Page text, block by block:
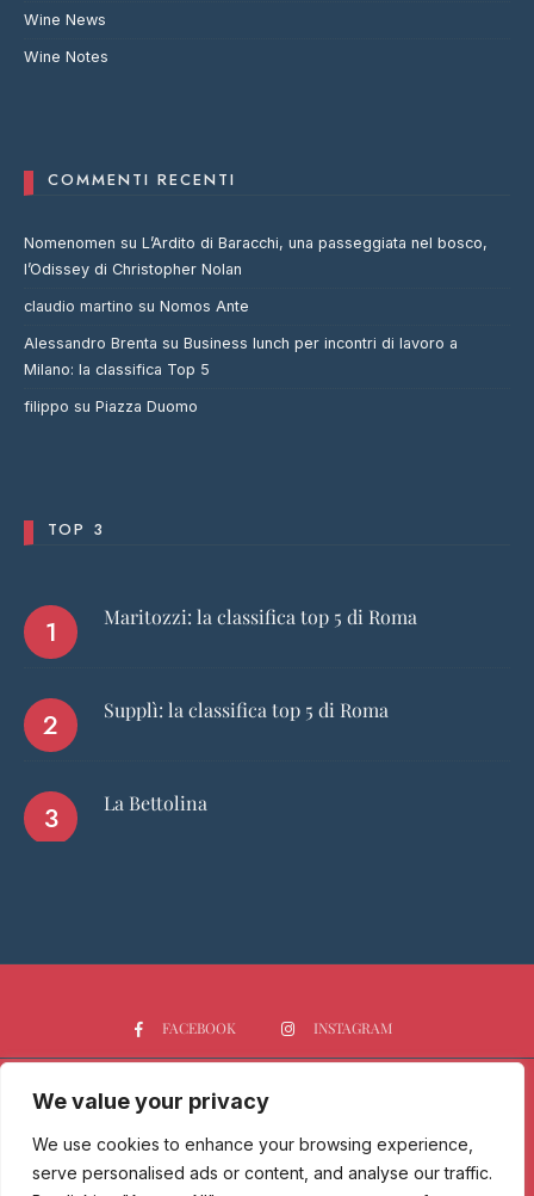
We value your privacy
We use cookies to enhance your browsing experience,
serve personalised ads or content, and analyse our traffic.
Wine News
Wine Notes
COMMENTI RECENTI
Nomenomen su L’Ardito di Baracchi, una passeggiata nel bosco,
l’Odissey di Christopher Nolan
claudio martino su Nomos Ante
Alessandro Brenta su Business lunch per incontri di lavoro a
Milano: la classifica Top 5
filippo su Piazza Duomo
TOP 3
Maritozzi: la classifica top 5 di Roma
Supplì: la classifica top 5 di Roma
La Bettolina
FACEBOOK INSTAGRAM
HOME CHI SIAMO
NEWS